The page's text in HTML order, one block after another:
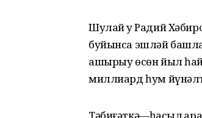
Шулай уҡ Радий
буйынса эшләй
ашырыу өсөн йыл
миллиард һум